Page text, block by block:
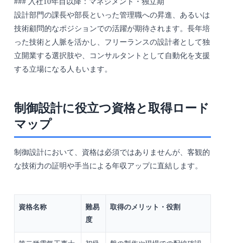
### 入社10年目以降：マネジメント・独立期
設計部門の課長や部長といった管理職への昇進、あるいは
技術顧問的なポジションでの活躍が期待されます。長年培
った技術と人脈を活かし、フリーランスの設計者として独
立開業する選択肢や、コンサルタントとして自動化を支援
する立場になる人もいます。
制御設計に役立つ資格と取得ロード
マップ
制御設計において、資格は必須ではありませんが、客観的
な技術力の証明や手当による年収アップに直結します。
資格名称
難易
度
取得のメリット・役割